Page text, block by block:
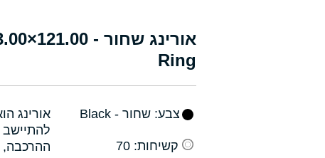
Ring
אורינג
להתיישב
ההרכבה,
צבע: שחור - Black
קשיחות: 70